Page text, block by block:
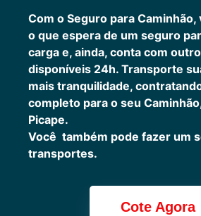
Com o Seguro para
o que espera de um seguro
carga e, ainda, conta com
disponíveis 24h. Transporte
mais tranquilidade,
completo para o seu
Picape.
Você também pode fazer um
transportes.
Cote Agora